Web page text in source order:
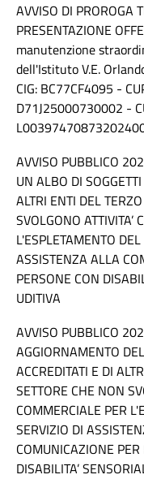
AVVISO DI PROROGA
PRESENTAZIONE
manutenzione
dell'Istituto V.E.
CIG: BC77CF4095 -
D71J25000730002 -
AVVISO PUBBLICO
UN ALBO DI
ALTRI ENTI DEL
SVOLGONO ATTIVITA’
L'ESPLETAMENTO
ASSISTENZA ALLA
PERSONE CON
UDITIVA
AVVISO PUBBLICO
AGGIORNAMENTO
ACCREDITATI E DI
SETTORE CHE NON
COMMERCIALE PER
SERVIZIO DI
COMUNICAZIONE
DISABILITA’